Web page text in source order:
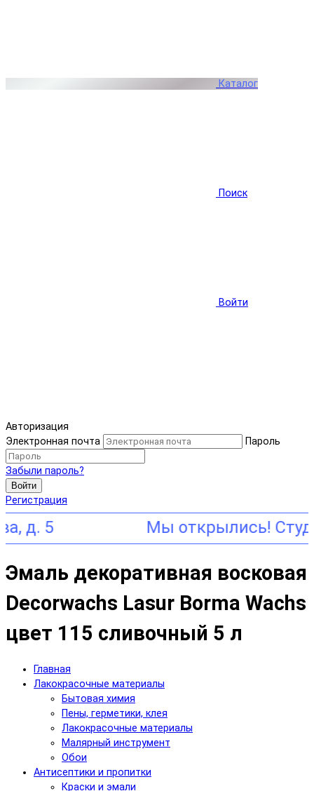
Каталог
Поиск
Войти
Авторизация
Электронная почта
Пароль
Забыли пароль?
Войти
Регистрация
Эмаль декоративная восковая
Decorwachs Lasur Borma Wachs
цвет 115 сливочный 5 л
Главная
Лакокрасочные материалы
Бытовая химия
Пены, герметики, клея
Лакокрасочные материалы
Малярный инструмент
Обои
Антисептики и пропитки
Краски и эмали